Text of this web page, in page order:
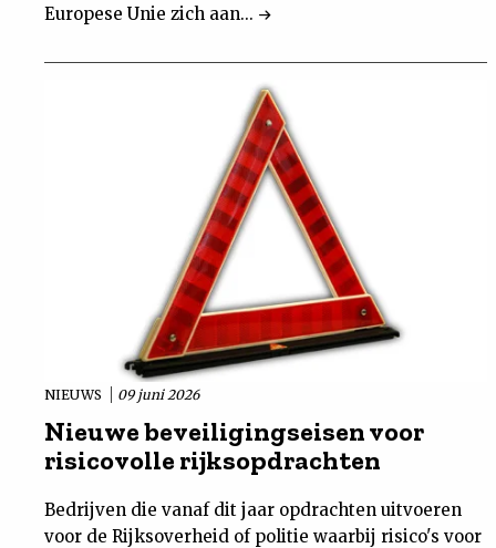
Europese Unie zich aan...
NIEUWS 09 juni 2026
Nieuwe beveiligingseisen voor
risicovolle rijksopdrachten
Bedrijven die vanaf dit jaar opdrachten uitvoeren
voor de Rijksoverheid of politie waarbij risico's voor